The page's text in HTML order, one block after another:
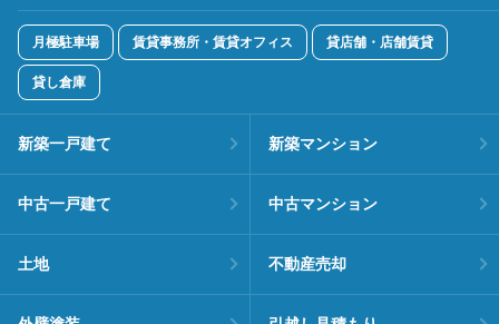
月極駐車場 賃貸事務所・賃貸オフィス 貸店舗・店舗賃貸
貸し倉庫
新築一戸建て 新築マンション
中古一戸建て 中古マンション
土地 不動産売却